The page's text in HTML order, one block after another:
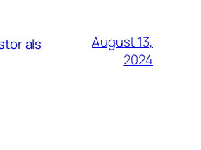
als
August 13,
2024